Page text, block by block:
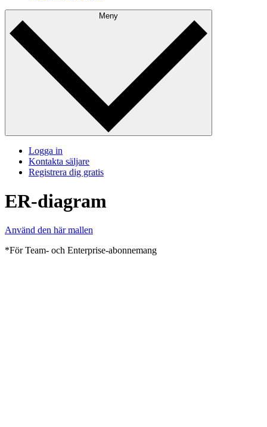
Meny
Logga in
Kontakta säljare
Registrera dig gratis
ER-diagram
Använd den här mallen
*För Team- och Enterprise-abonnemang